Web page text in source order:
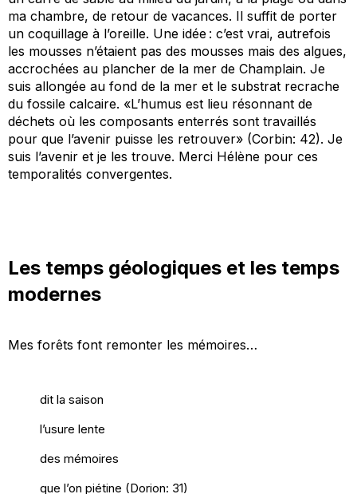
ma chambre, de retour de vacances. Il suffit de porter
un coquillage à l’oreille. Une idée : c’est vrai, autrefois
les mousses n’étaient pas des mousses mais des algues,
accrochées au plancher de la mer de Champlain. Je
suis allongée au fond de la mer et le substrat recrache
du fossile calcaire. «L’humus est lieu résonnant de
déchets où les composants enterrés sont travaillés
pour que l’avenir puisse les retrouver» (Corbin: 42). Je
suis l’avenir et je les trouve. Merci Hélène pour ces
temporalités convergentes.
Les temps géologiques et les temps
modernes
Mes forêts font remonter les mémoires…
dit la saison
l’usure lente
des mémoires
que l’on piétine (Dorion: 31)